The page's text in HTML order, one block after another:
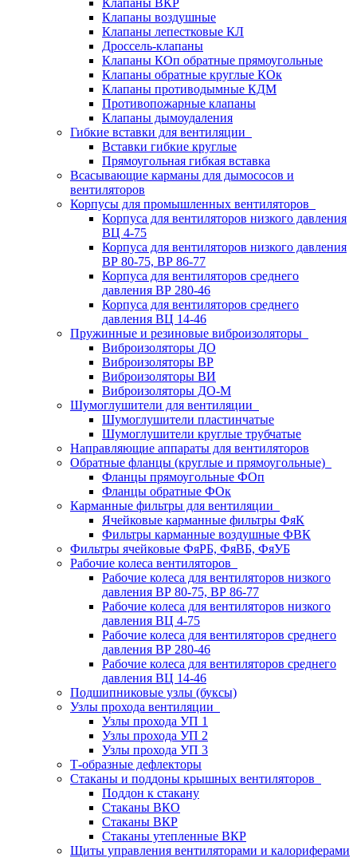
Клапаны ВКР
Клапаны воздушные
Клапаны лепестковые КЛ
Дроссель-клапаны
Клапаны КОп обратные прямоугольные
Клапаны обратные круглые КОк
Клапаны противодымные КДМ
Противопожарные клапаны
Клапаны дымоудаления
Гибкие вставки для вентиляции
Вставки гибкие круглые
Прямоугольная гибкая вставка
Всасывающие карманы для дымососов и
вентиляторов
Корпусы для промышленных вентиляторов
Корпуса для вентиляторов низкого давления
ВЦ 4-75
Корпуса для вентиляторов низкого давления
ВР 80-75, ВР 86-77
Корпуса для вентиляторов среднего
давления ВР 280-46
Корпуса для вентиляторов среднего
давления ВЦ 14-46
Пружинные и резиновые виброизоляторы
Виброизоляторы ДО
Виброизоляторы ВР
Виброизоляторы ВИ
Виброизоляторы ДО-М
Шумоглушители для вентиляции
Шумоглушители пластинчатые
Шумоглушители круглые трубчатые
Направляющие аппараты для вентиляторов
Обратные фланцы (круглые и прямоугольные)
Фланцы прямоугольные ФОп
Фланцы обратные ФОк
Карманные фильтры для вентиляции
Ячейковые карманные фильтры ФяК
Фильтры карманные воздушные ФВК
Фильтры ячейковые ФяРБ, ФяВБ, ФяУБ
Рабочие колеса вентиляторов
Рабочие колеса для вентиляторов низкого
давления ВР 80-75, ВР 86-77
Рабочие колеса для вентиляторов низкого
давления ВЦ 4-75
Рабочие колеса для вентиляторов среднего
давления ВР 280-46
Рабочие колеса для вентиляторов среднего
давления ВЦ 14-46
Подшипниковые узлы (буксы)
Узлы прохода вентиляции
Узлы прохода УП 1
Узлы прохода УП 2
Узлы прохода УП 3
Т-образные дефлекторы
Стаканы и поддоны крышных вентиляторов
Поддон к стакану
Стаканы ВКО
Стаканы ВКР
Стаканы утепленные ВКР
Щиты управления вентиляторами и калориферами